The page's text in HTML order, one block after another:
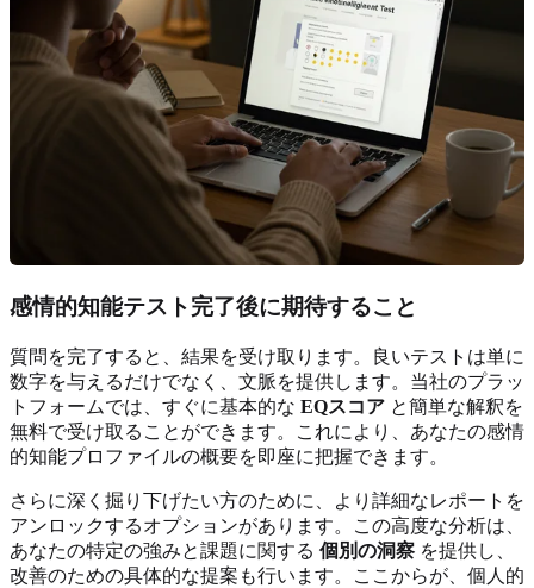
感情的知能テスト完了後に期待すること
質問を完了すると、結果を受け取ります。良いテストは単に
数字を与えるだけでなく、文脈を提供します。当社のプラッ
トフォームでは、すぐに基本的な EQスコア と簡単な解釈を
無料で受け取ることができます。これにより、あなたの感情
的知能プロファイルの概要を即座に把握できます。
さらに深く掘り下げたい方のために、より詳細なレポートを
アンロックするオプションがあります。この高度な分析は、
あなたの特定の強みと課題に関する 個別の洞察 を提供し、
改善のための具体的な提案も行います。ここからが、個人的